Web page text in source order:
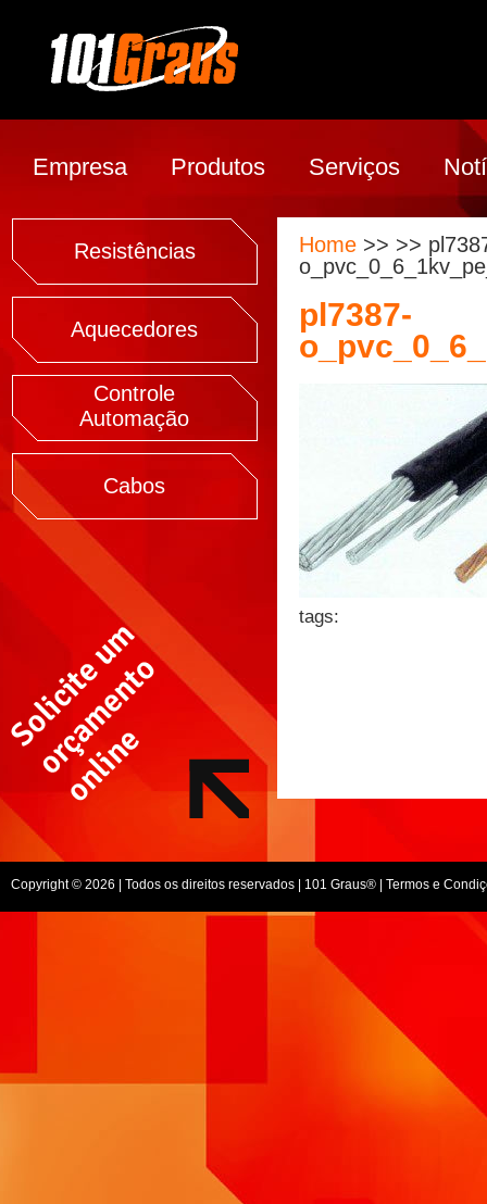
Empresa Produtos Serviços
Resistências
Aquecedores
Controle
Automação
Cabos
Home >> >>
pl7387-
tags:
Copyright © 2026 | Todos os direitos reservados | 101 Graus® | Termos e